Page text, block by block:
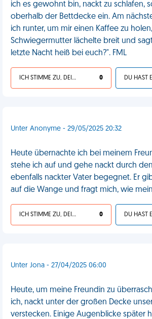
ich es gewohnt bin, nackt zu schlafen,
oberhalb der Bettdecke ein. Am
ich runter, um mir einen Kaffee zu
Schwiegermutter lächelte breit und
letzte Nacht heiß bei euch?". FML
ICH STIMME ZU, DEIN LEBEN IST SCHEISSE 0
Unter Anonyme - 29/05/2025 20:32
Heute übernachte ich bei meinem
stehe ich auf und gehe nackt durch
ebenfalls nackter Vater begegnet. Er
auf die Wange und fragt mich, wie
ICH STIMME ZU, DEIN LEBEN IST SCHEISSE 0
Unter Jona - 27/04/2025 06:00
Heute, um meine Freundin zu
ich, nackt unter der großen Decke
verstecken. Einige Augenblicke später